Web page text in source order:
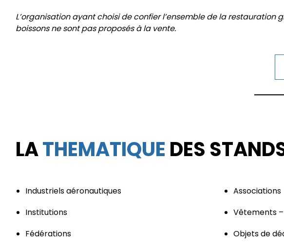
L’organisation ayant choisi de confier l’ensemble de la
boissons ne sont pas proposés à la vente.
LATHEMATIQUE DES
Industriels aéronautiques
Institutions
Fédérations
Associations
Vêtements
Objets de